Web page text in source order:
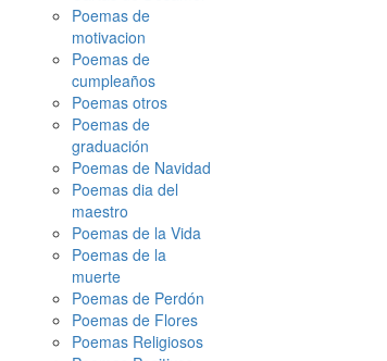
Poemas de
motivacion
Poemas de
cumpleaños
Poemas otros
Poemas de
graduación
Poemas de Navidad
Poemas dia del
maestro
Poemas de la Vida
Poemas de la
muerte
Poemas de Perdón
Poemas de Flores
Poemas Religiosos